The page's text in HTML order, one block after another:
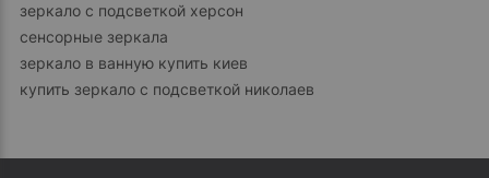
зеркало с подсветкой херсон
сенсорные зеркала
зеркало в ванную купить киев
купить зеркало с подсветкой николаев